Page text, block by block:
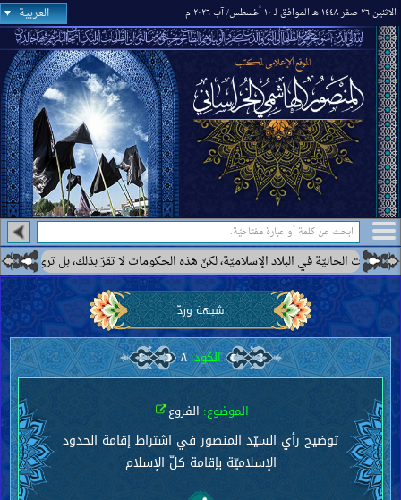
الاثنين ٢٦ صفر ١٤٤٨ هـ الموافق لـ ١٠ أغسطس/ آب ٢٠٢٦ م العربية
في البلاد الإسلاميّة، لكنّ هذه الحكومات لا تقرّ بذلك، بل ترى بعضها
شبهة وردّ
الكود:٨
الموضوع: الفروع
توضيح رأي السيّد المنصور في اشتراط إقامة الحدود
الإسلاميّة بإقامة كلّ الإسلام